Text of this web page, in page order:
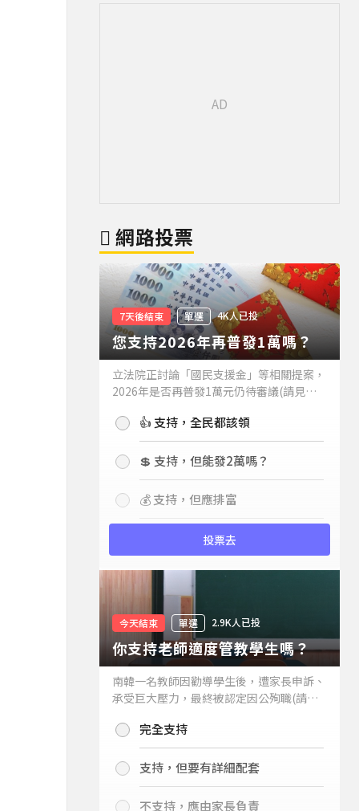
網路投票
7天後結束 單選 4K人已投
您支持2026年再普發1萬嗎？
立法院正討論「國民支援金」等相關提案，
2026年是否再普發1萬元仍待審議(請見下
持嗎？👍 支持，全民都該領
💲 支持，但能發2萬嗎？
💰 支持，但應排富
投票去
今天結束 單選 2.9K人已投
你支持老師適度管教學生嗎？
南韓一名教師因勸導學生後，遭家長申訴、
承受巨大壓力，最終被認定因公殉職(請見
你支持老師適度管教學生嗎？
完全支持
支持，但要有詳細配套
不支持，應由家長負責